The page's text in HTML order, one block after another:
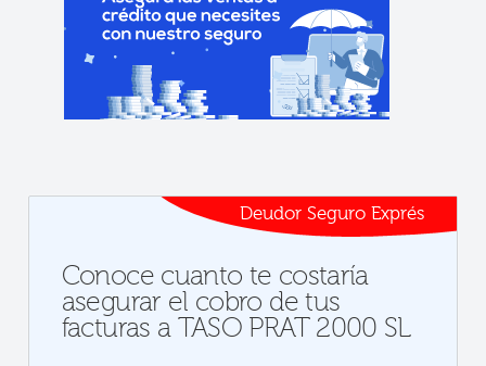
Deudor Seguro Exprés
Conoce cuanto te costaría
asegurar el cobro de tus
facturas a TASO PRAT 2000 SL